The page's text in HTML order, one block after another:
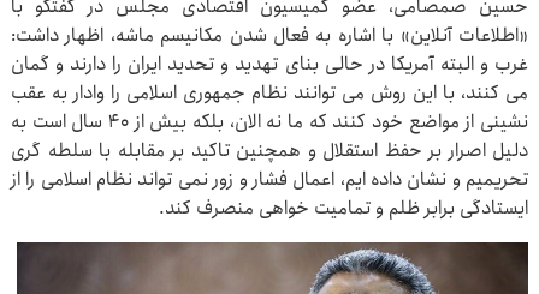
حسین صمصامی، عضو کمیسیون اقتصادی مجلس در گفتگو با
«اطلاعات آنلاین» با اشاره به فعال شدن مکانیسم ماشه، اظهار داشت:
غرب و البته آمریکا در حالی بنای تهدید و تحدید ایران را دارند و گمان
می کنند، با این روش می توانند نظام جمهوری اسلامی را وادار به عقب
نشینی از مواضع خود کنند که ما نه الان، بلکه بیش از ۴۰ سال است به
دلیل اصرار بر حفظ استقلال و همچنین تاکید بر مقابله با سلطه گری
تحریمیم و نشان داده ایم، اعمال فشار و زور نمی تواند نظام اسلامی را از
ایستادگی برابر ظلم و تمامیت خواهی منصرف کند.